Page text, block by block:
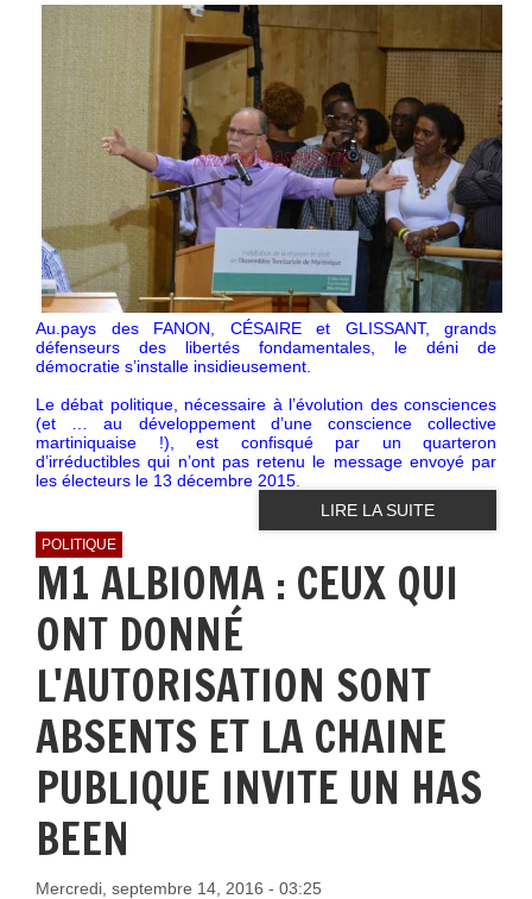
Au.pays des FANON, CÉSAIRE et GLISSANT, grands
défenseurs des libertés fondamentales, le déni de
démocratie s’installe insidieusement.
Le débat politique, nécessaire à l’évolution des consciences
(et … au développement d’une conscience collective
martiniquaise !), est confisqué par un quarteron
d’irréductibles qui n’ont pas retenu le message envoyé par
les électeurs le 13 décembre 2015
LIRE LA SUITE
POLITIQUE
M1 ALBIOMA : CEUX QUI
ONT DONNÉ
L'AUTORISATION SONT
ABSENTS ET LA CHAINE
PUBLIQUE INVITE UN HAS
BEEN
Mercredi, septembre 14, 2016 - 03:25